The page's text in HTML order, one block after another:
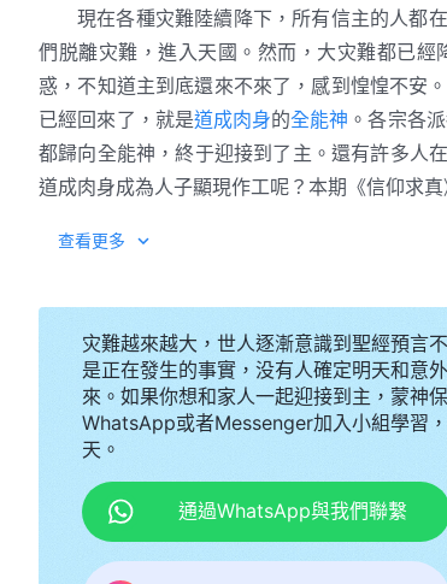
現在各種灾難陸續降下，所有信主的人都
們脱離灾難，進入天國。然而，大灾難都已
惑，不知道主到底還來不來了，感到惶惶不安
已經回來了，就是道成肉身的全能神 。各宗各
都歸向全能神，終于迎接到了主。還有許多人
道成肉身成為人子顯現作工呢？本期《信仰求
查看更多
灾難越來越大，世人逐漸意識到聖經預言
是正在發生的事實，没有人確定明天和意
來。如果你想和家人一起迎接到主，蒙神
WhatsApp或者Messenger加入小組學習
天。
通過WhatsApp與我們聯繫